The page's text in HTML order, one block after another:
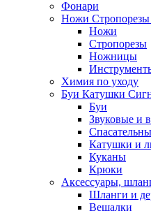
Фонари
Ножи
Ножи
Стропорезы
Ножницы
Химия по уходу
Буи Катушки
Буи
Звуковые и
Катушки и
Куканы
Крюки
Аксессуары,
Шланги и
Вешалки